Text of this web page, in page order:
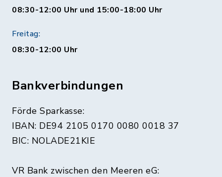
08:30-12:00 Uhr und 15:00-18:00 Uhr
Freitag:
08:30-12:00 Uhr
Bankverbindungen
Förde Sparkasse:
IBAN: DE94 2105 0170 0080 0018 37
BIC: NOLADE21KIE
VR Bank zwischen den Meeren eG: